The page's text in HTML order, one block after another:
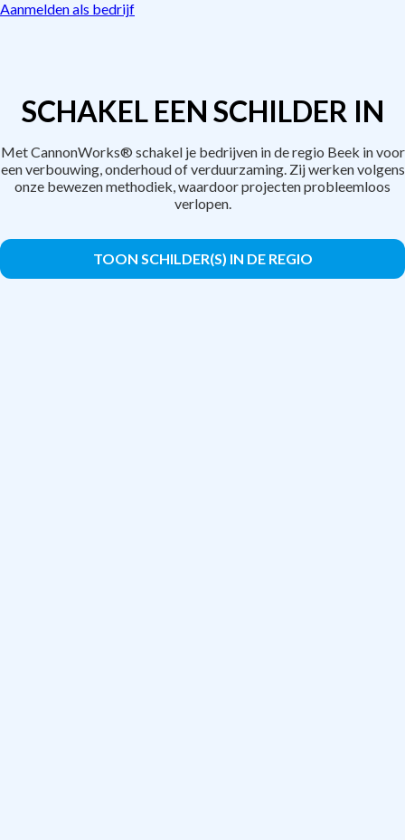
Aanmelden als bedrijf
SCHAKEL EEN SCHILDER IN
Met CannonWorks® schakel je bedrijven in de regio Beek in voor
een verbouwing, onderhoud of verduurzaming. Zij werken volgens
onze bewezen methodiek, waardoor projecten probleemloos
verlopen.
TOON SCHILDER(S) IN DE REGIO